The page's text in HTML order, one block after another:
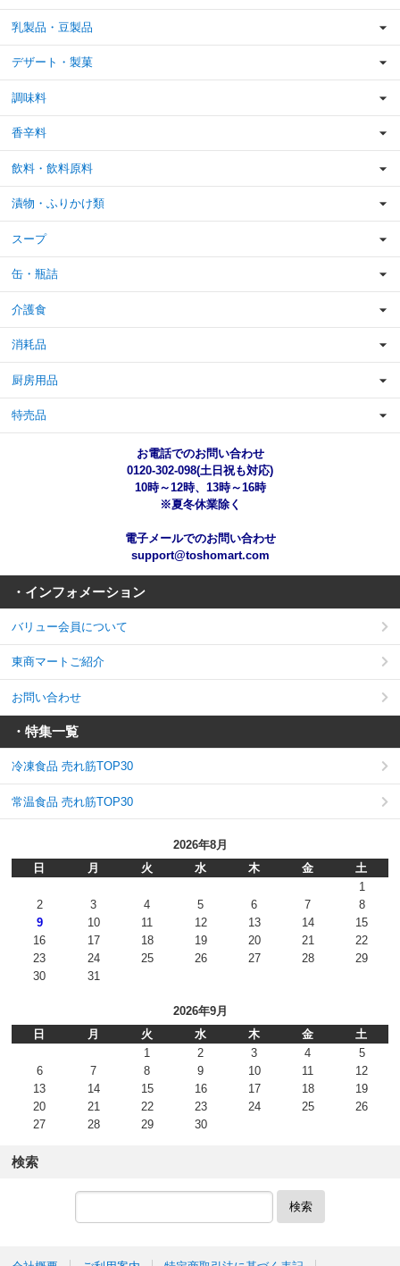
乳製品・豆製品
デザート・製菓
調味料
香辛料
飲料・飲料原料
漬物・ふりかけ類
スープ
缶・瓶詰
介護食
消耗品
厨房用品
特売品
お電話でのお問い合わせ
0120-302-098(土日祝も対応)
10時～12時、13時～16時
※夏冬休業除く
電子メールでのお問い合わせ
support@toshomart.com
・インフォメーション
バリュー会員について
東商マートご紹介
お問い合わせ
・特集一覧
冷凍食品 売れ筋TOP30
常温食品 売れ筋TOP30
2026年8月
日
月 火 水 木 金
土
1
2
3 4 5 6 7
8
9
10 11 12 13 14
15
16
17 18 19 20 21
22
23
24 25 26 27 28
29
30
31
2026年9月
日
月 火 水 木 金
土
1
2 3 4
5
6
7 8 9 10 11
12
13
14 15 16 17 18
19
20
21 22 23 24 25
26
27
28 29 30
検索
検索